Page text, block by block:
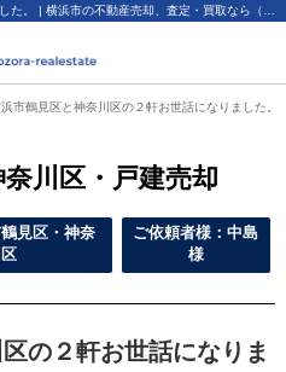
市鶴見区と神奈川区の２軒お世話になりました。
川区・戸建売却
見区・神奈
ご依頼者様：中島
様
の２軒お世話になりま